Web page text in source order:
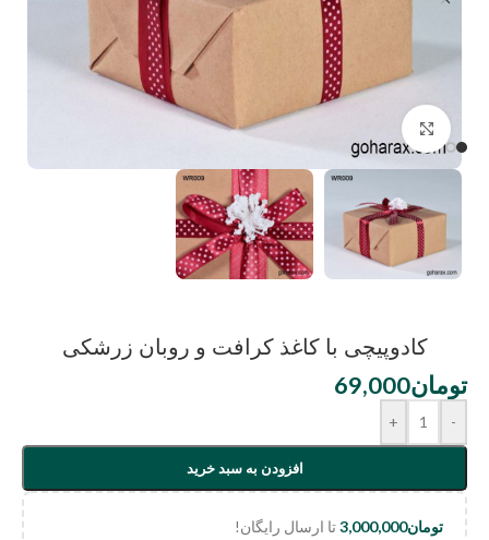
بزرگنمایی تصویر
کادوپیچی با کاغذ کرافت و روبان زرشکی
تومان69,000
-
+
افزودن به سبد خرید
تومان3,000,000تا ارسال رایگان!